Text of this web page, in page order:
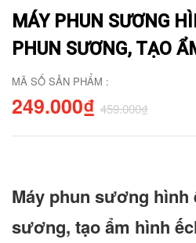
MÁY PHUN SƯƠNG
PHUN SƯƠNG, TẠO
MÃ SỐ SẢN PHẨM :
249.000₫ 459.000₫
Máy phun sương hình
sương, tạo ẩm hình